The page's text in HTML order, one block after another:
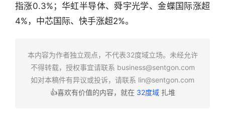
指涨0.3%；华虹半导体、舜宇光学、金蝶国际涨超
4%，中芯国际、快手涨超2%。
本内容为作者独立观点，不代表32度域立场。未经允许
不得转载，授权事宜请联系 business@sentgon.com
如对本稿件有异议或投诉，请联系 lin@sentgon.com
👍喜欢有价值的内容，就在 32度域扎堆